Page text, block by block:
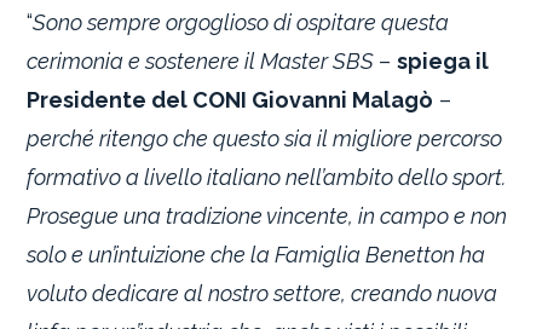
“Sono sempre orgoglioso di ospitare questa
cerimonia e sostenere il Master SBS –spiega il
Presidente del CONI Giovanni Malagò –
perché ritengo che questo sia il migliore percorso
formativo a livello italiano nell’ambito dello sport.
Prosegue una tradizione vincente, in campo e non
solo e un’intuizione che la Famiglia Benetton ha
voluto dedicare al nostro settore, creando nuova